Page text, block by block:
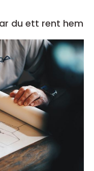
du ett rent hem